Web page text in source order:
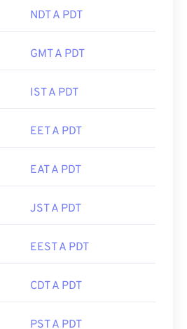
NDT A PDT
GMT A PDT
IST A PDT
EET A PDT
EAT A PDT
JST A PDT
EEST A PDT
CDT A PDT
PST A PDT